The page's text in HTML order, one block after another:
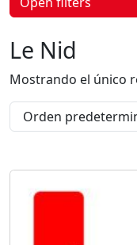
u
c
t
o
Le Nid
Mostrando el único